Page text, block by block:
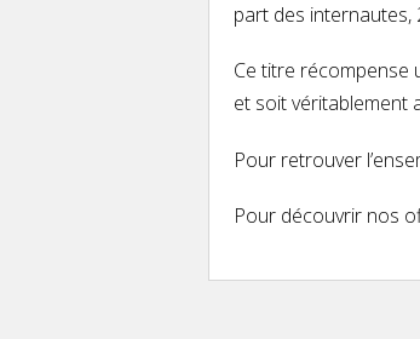
part des internautes,
Ce titre récompense
et soit véritablement
Pour retrouver
Pour découvrir nos